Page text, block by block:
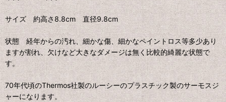
サイズ 約高さ8.8cm 直径9.8cm
状態 経年からの汚れ、細かな傷、細かなペイントロス等多少あり
ますが割れ、欠けなど大きなダメージは無く比較的綺麗な状態で
す。
70年代頃のThermos社製のルーシーのプラスチック製のサーモスジ
ャーになります。